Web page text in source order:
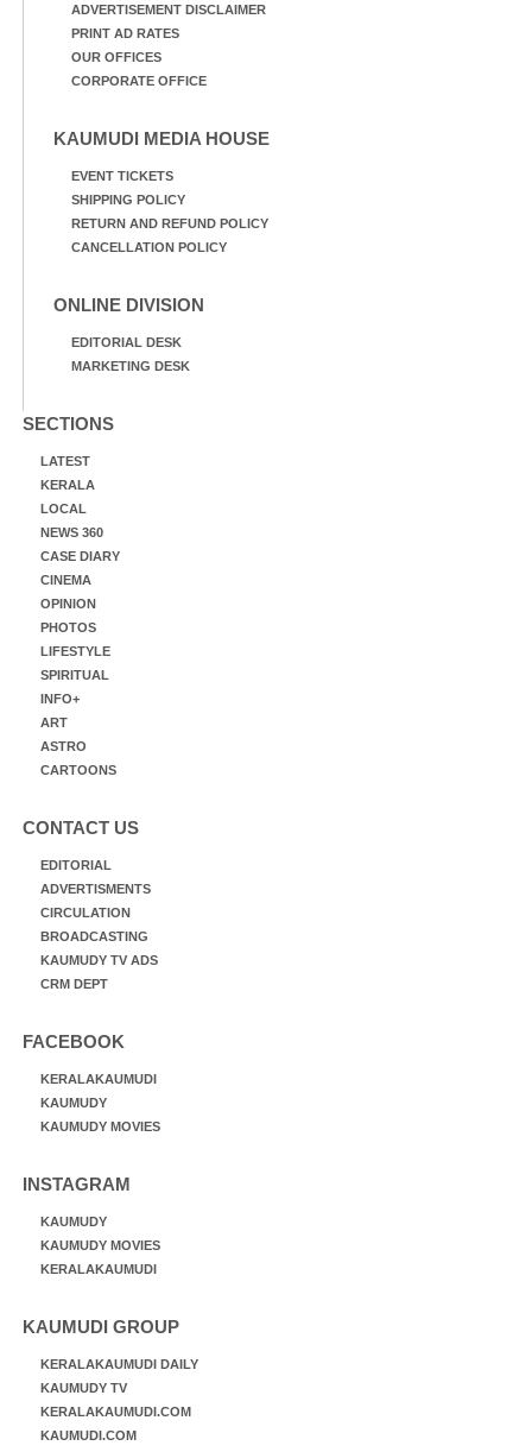
ADVERTISEMENT DISCLAIMER
PRINT AD RATES
OUR OFFICES
CORPORATE OFFICE
KAUMUDI MEDIA HOUSE
EVENT TICKETS
SHIPPING POLICY
RETURN AND REFUND POLICY
CANCELLATION POLICY
ONLINE DIVISION
EDITORIAL DESK
MARKETING DESK
SECTIONS
LATEST
KERALA
LOCAL
NEWS 360
CASE DIARY
CINEMA
OPINION
PHOTOS
LIFESTYLE
SPIRITUAL
INFO+
ART
ASTRO
CARTOONS
CONTACT US
EDITORIAL
ADVERTISMENTS
CIRCULATION
BROADCASTING
KAUMUDY TV ADS
CRM DEPT
FACEBOOK
KERALAKAUMUDI
KAUMUDY
KAUMUDY MOVIES
INSTAGRAM
KAUMUDY
KAUMUDY MOVIES
KERALAKAUMUDI
KAUMUDI GROUP
KERALAKAUMUDI DAILY
KAUMUDY TV
KERALAKAUMUDI.COM
KAUMUDI.COM